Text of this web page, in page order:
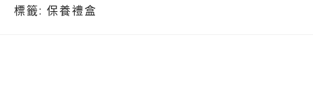
標籤: 保養禮盒